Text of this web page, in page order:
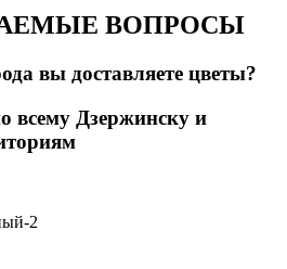
ВОПРОСЫ
вы доставляете цветы?
всему Дзержинску и
2